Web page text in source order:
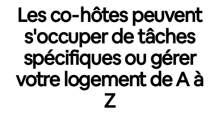
Les co‑hôtes peuvent
s'occuper de tâches
spécifiques ou gérer
votre logement de A à
Z